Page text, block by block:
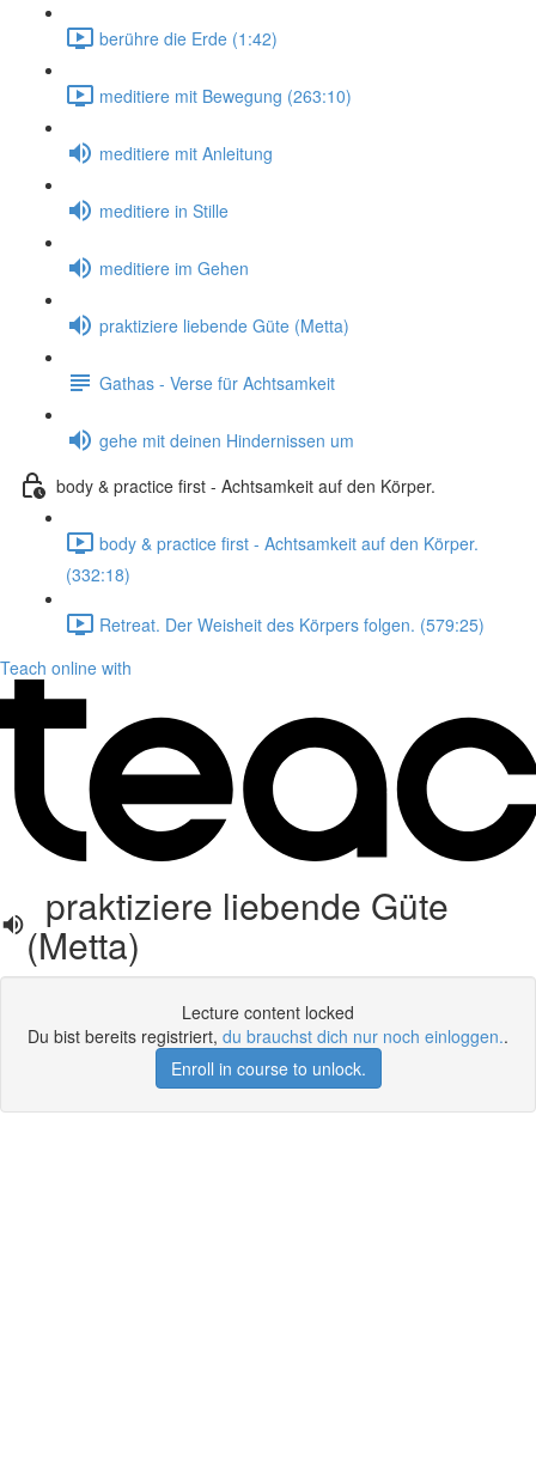
berühre die Erde (1:42)
meditiere mit Bewegung (263:10)
meditiere mit Anleitung
meditiere in Stille
meditiere im Gehen
praktiziere liebende Güte (Metta)
Gathas - Verse für Achtsamkeit
gehe mit deinen Hindernissen um
body & practice first - Achtsamkeit auf den Körper.
body & practice first - Achtsamkeit auf den Körper.
(332:18)
Retreat. Der Weisheit des Körpers folgen. (579:25)
Teach online with
praktiziere liebende Güte
(Metta)
Lecture content locked
Du bist bereits registriert, du brauchst dich nur noch einloggen..
Enroll in course to unlock.